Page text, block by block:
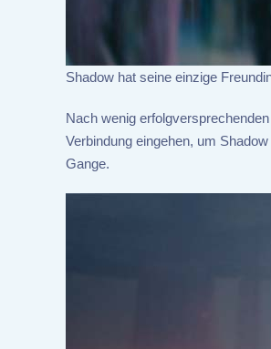
Shadow hat seine einzige
Nach wenig
Verbindung eingehen, um
Gange.